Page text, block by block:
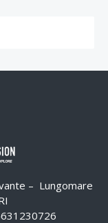
– Lungomare